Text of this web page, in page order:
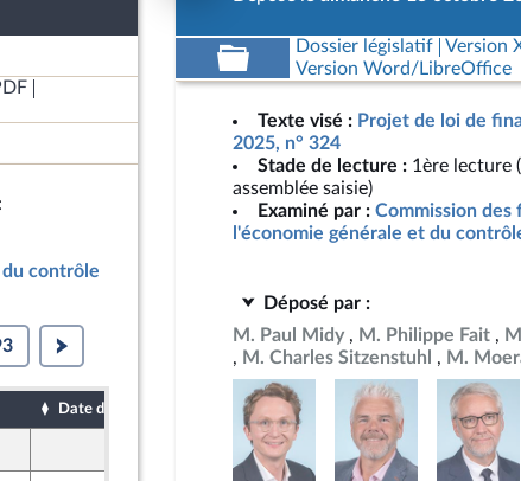
contrôle
Date d'examen Date de dépôt
13 octobre 2024
Dossier législatif Version
Version Word/LibreOffice
Texte visé : Projet de loi de
2025, n° 324
Stade de lecture : 1ère lecture
assemblée saisie)
Examiné par : Commission des
l'économie générale et du
Déposé par :
M. Paul Midy
M. Philippe Fait
M. Charles Sitzenstuhl
M.